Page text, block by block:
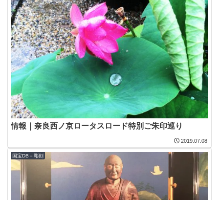
情報｜奈良西ノ京ロータスロード特別ご朱印巡り
2019.07.08
国宝DB－彫刻